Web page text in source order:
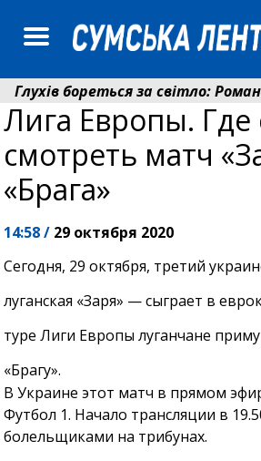
бореться за світло: Романько
фонд Сумщини спрямував
Лига Европы. Где
смотреть матч
«Брага»
14:58 / 29 октября 2020
Сегодня, 29 октября, третий
луганская «Заря» — сыграет в
туре Лиги Европы луганчане
«Брагу».
В Украине этот матч в прямом
Футбол 1. Начало трансляции в
болельщиками на трибунах.